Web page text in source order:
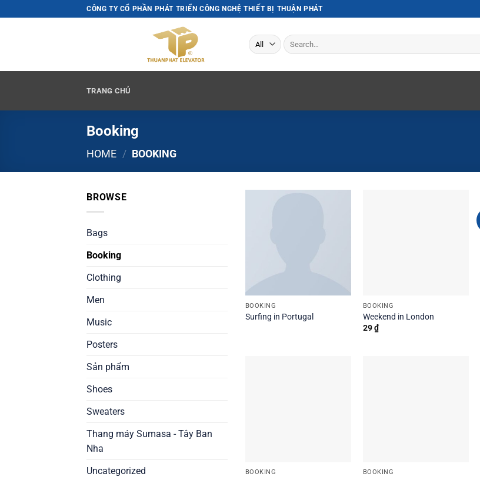
to
CÔNG TY CỔ PHẦN PHÁT TRIỂN CÔNG NGHỆ THIẾT BỊ THUẬN PHÁT
Search
for:
TRANG CHỦ
Booking
HOME / BOOKING
BROWSE
Bags
Booking
Clothing
Men
Music
Posters
Sản phẩm
Shoes
Sweaters
Thang máy Sumasa - Tây Ban
Nha
Uncategorized
BOOKING
Surfing in Portugal
BOOKING
Weekend in London
29₫
BOOKING BOOKING